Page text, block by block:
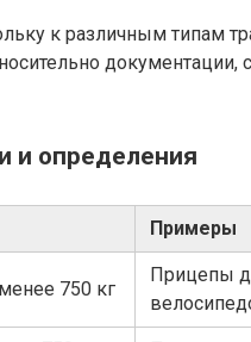
к различным типам
документации,
и определения
Примеры
750 кг
Прицепы